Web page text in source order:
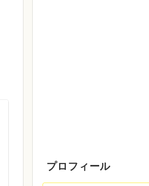
プロフィール